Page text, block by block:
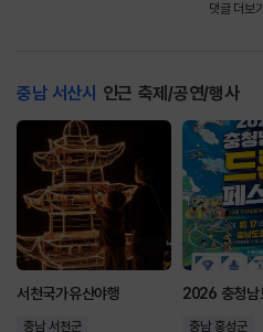
댓글 더보기
충남 서산시 인근 축제/공연/행사
서천국가유산야행
충남 서천군 충남 홍성군